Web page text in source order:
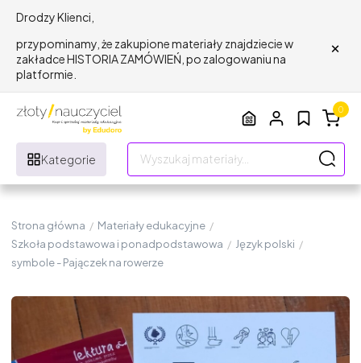
Drodzy Klienci,
przypominamy, że zakupione materiały znajdziecie w
zakładce HISTORIA ZAMÓWIEŃ, po zalogowaniu na
platformie.
×
Kategorie
0
Strona główna / Materiały edukacyjne /
Szkoła podstawowa i ponadpodstawowa / Język polski /
symbole - Pajączek na rowerze